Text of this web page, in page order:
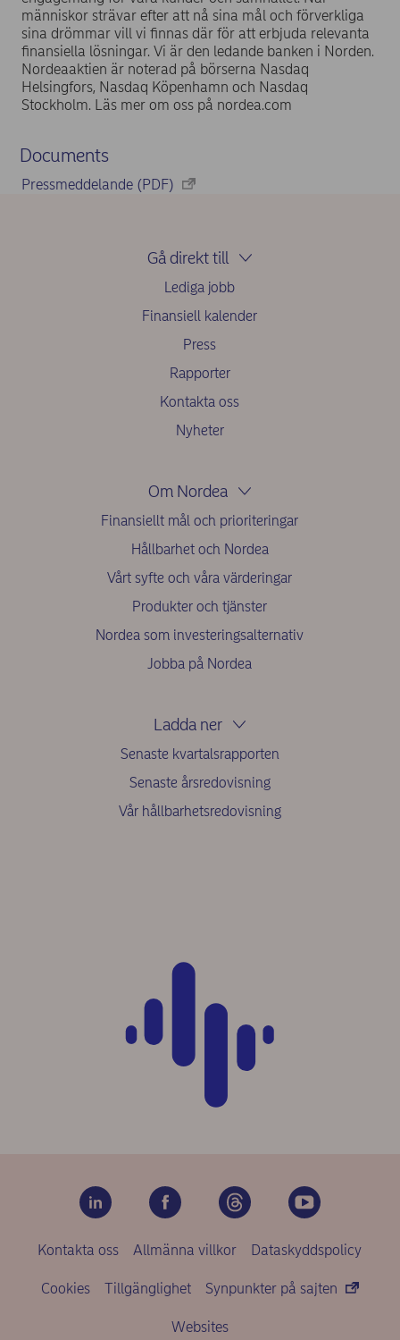
människor strävar efter att nå sina mål och förverkliga
sina drömmar vill vi finnas där för att erbjuda relevanta
finansiella lösningar. Vi är den ledande banken i Norden.
Nordeaaktien är noterad på börserna Nasdaq
Helsingfors, Nasdaq Köpenhamn och Nasdaq
Stockholm. Läs mer om oss på nordea.com
Documents
Pressmeddelande (PDF)
Gå direkt till
Lediga jobb
Finansiell kalender
Press
Rapporter
Kontakta oss
Nyheter
Om Nordea
Finansiellt mål och prioriteringar
Hållbarhet och Nordea
Vårt syfte och våra värderingar
Produkter och tjänster
Nordea som investeringsalternativ
Jobba på Nordea
Ladda ner
Senaste kvartalsrapporten
Senaste årsredovisning
Vår hållbarhetsredovisning
Kontakta oss Allmänna villkor Dataskyddspolicy
Cookies Tillgänglighet Synpunkter på sajten
Websites